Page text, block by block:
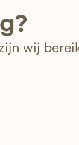
wij